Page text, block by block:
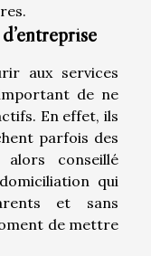
aux services
de ne
En effet, ils
parfois des
conseillé
qui
et sans
de mettre